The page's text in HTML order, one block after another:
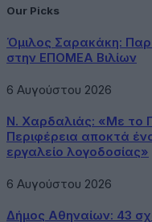
Our Picks
Όμιλος Σαρακάκη:
στην ΕΠΟΜΕΑ Βιλίων
6 Αυγούστου 2026
Ν. Χαρδαλιάς: «Με το
Περιφέρεια αποκτά
εργαλείο λογοδοσίας»
6 Αυγούστου 2026
Δήμος Αθηναίων: 43